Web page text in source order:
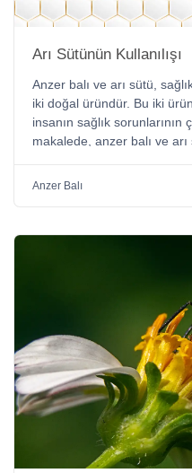
Arı Sütünün Kullanılışı
Anzer balı ve arı sütü,
iki doğal üründür. Bu iki
insanın sağlık sorunlarının
makalede, anzer balı ve arı
Anzer Balı